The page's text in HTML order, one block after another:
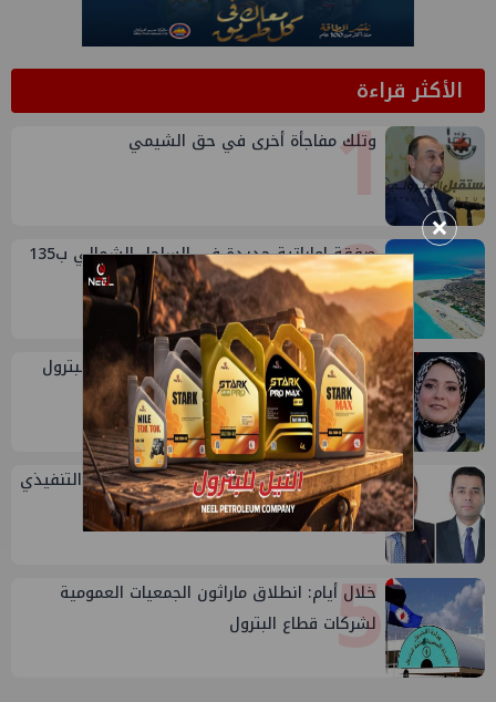
الأكثر قراءة1
وتلك مفاجأة أخرى في حق الشيمي
2
صفقة إماراتية جديدة في الساحل الشمالي ب135
مليار جنيه لتطوير الجفيرة
3
شاهيناز الحسيني ابنة شركة الإسكندرية للبترول
تحصل على ماجستير إدارة الجودة
4
تعيين أحمد شتا ووليد أنور نائبين للرئيس التنفيذي
للهيئة
5
خلال أيام: انطلاق ماراثون الجمعيات العمومية
لشركات قطاع البترول
×